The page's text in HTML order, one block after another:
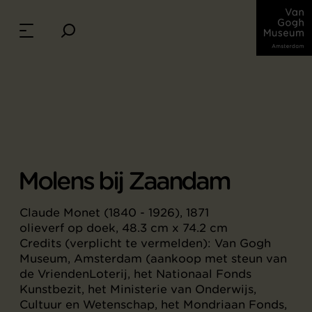
Molens bij Zaandam
Claude Monet (1840 - 1926), 1871
olieverf op doek, 48.3 cm x 74.2 cm
Credits (verplicht te vermelden): Van Gogh
Museum, Amsterdam (aankoop met steun van
de VriendenLoterij, het Nationaal Fonds
Kunstbezit, het Ministerie van Onderwijs,
Cultuur en Wetenschap, het Mondriaan Fonds,